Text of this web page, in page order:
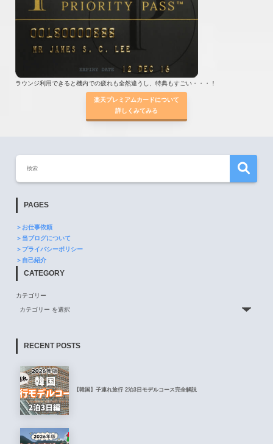
ラウンジ利用できると機内での疲れも全然違うし、特典もすごい・・・！
楽天プレミアムカードについて
詳しくみてみる
PAGES
＞お仕事依頼
＞当ブログについて
＞プライバシーポリシー
＞自己紹介
CATEGORY
カテゴリー
RECENT POSTS
【韓国】子連れ旅行 2泊3日モデルコース完全解説